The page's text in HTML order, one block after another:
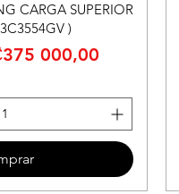
CARGA SUPERIOR
)
de oferta
000,00